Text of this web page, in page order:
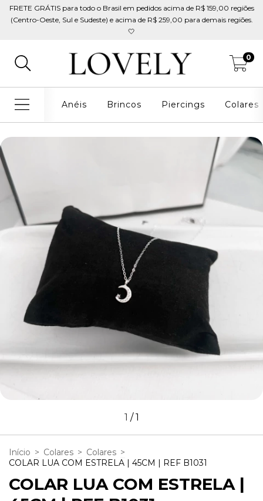
FRETE GRÁTIS para todo o Brasil em pedidos acima de R$ 159,00 regiões
(Centro-Oeste, Sul e Sudeste) e acima de R$ 259,00 para demais regiões.
🤍
0
Anéis Brincos Piercings Colares
1 /1
Início > Colares > Colares >
COLAR LUA COM ESTRELA | 45CM | REF B1031
COLAR LUA COM ESTRELA |